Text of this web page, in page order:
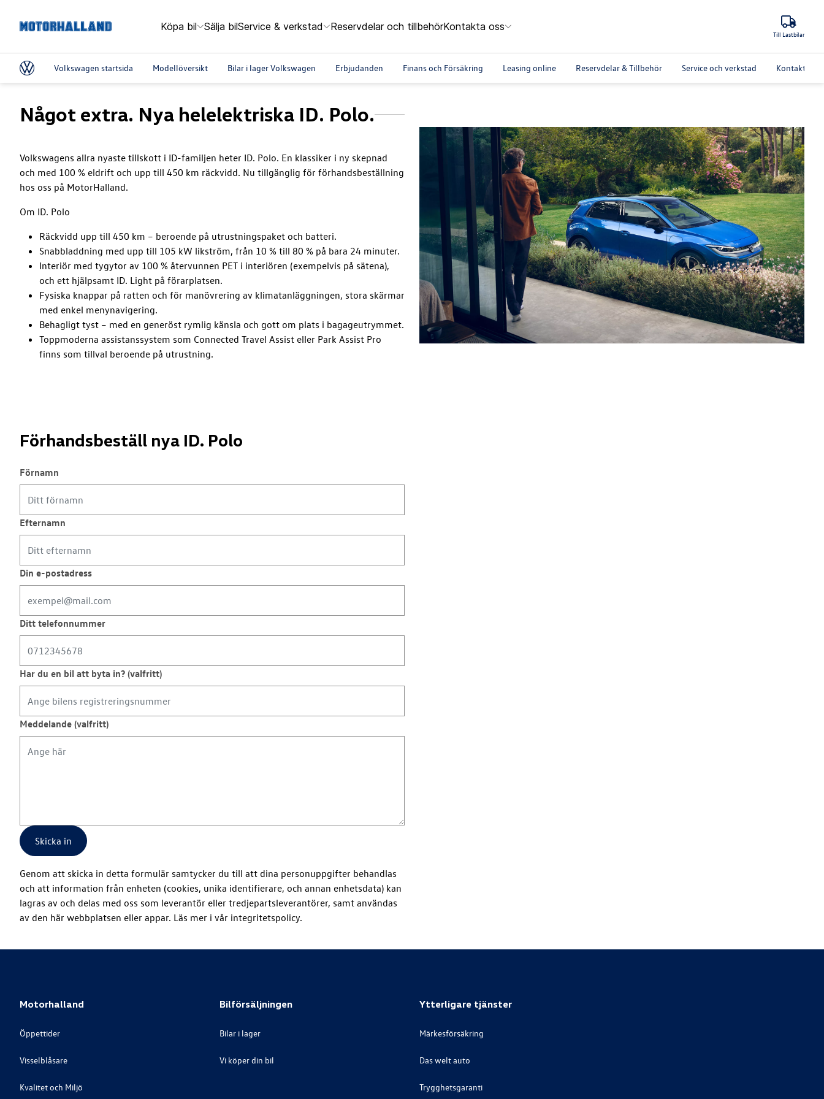
Köpa bil Sälja bilService & verkstad Reservdelar och tillbehörKontakta oss
Till Lastbilar
Volkswagen startsida Modellöversikt Bilar i lager Volkswagen Erbjudanden Finans och Försäkring Leasing online Reservdelar & Tillbehör Service och verkstad Kontakta oss
Något extra. Nya helelektriska ID. Polo.
Volkswagens allra nyaste tillskott i ID-familjen heter ID. Polo. En klassiker i ny skepnad
och med 100 % eldrift och upp till 450 km räckvidd. Nu tillgänglig för förhandsbeställning
hos oss på MotorHalland.
Om ID. Polo
Räckvidd upp till 450 km – beroende på utrustningspaket och batteri.
Snabbladdning med upp till 105 kW likström, från 10 % till 80 % på bara 24 minuter.
Interiör med tygytor av 100 % återvunnen PET i interiören (exempelvis på sätena),
och ett hjälpsamt ID. Light på förarplatsen.
Fysiska knappar på ratten och för manövrering av klimatanläggningen, stora skärmar
med enkel menynavigering.
Behagligt tyst – med en generöst rymlig känsla och gott om plats i bagageutrymmet.
Toppmoderna assistanssystem som Connected Travel Assist eller Park Assist Pro
finns som tillval beroende på utrustning.
Förhandsbeställ nya ID. Polo
Förnamn
Efternamn
Din e-postadress
Ditt telefonnummer
Har du en bil att byta in? (valfritt)
Meddelande (valfritt)
Skicka in
Genom att skicka in detta formulär samtycker du till att dina personuppgifter behandlas
och att information från enheten (cookies, unika identifierare, och annan enhetsdata) kan
lagras av och delas med oss som leverantör eller tredjepartsleverantörer, samt användas
av den här webbplatsen eller appar. Läs mer i vår integritetspolicy.
Motorhalland
Öppettider
Visselblåsare
Kvalitet och Miljö
Bilförsäljningen
Bilar i lager
Vi köper din bil
Ytterligare tjänster
Märkesförsäkring
Das welt auto
Trygghetsgaranti